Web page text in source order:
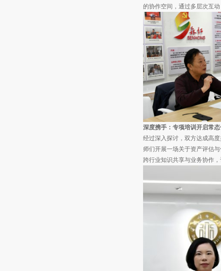
的协作空间，通过多层次互
深度携手：专项培训开启常
经过深入探讨，双方达成高
师们开展一场关于资产评估
跨行业知识共享与业务协作